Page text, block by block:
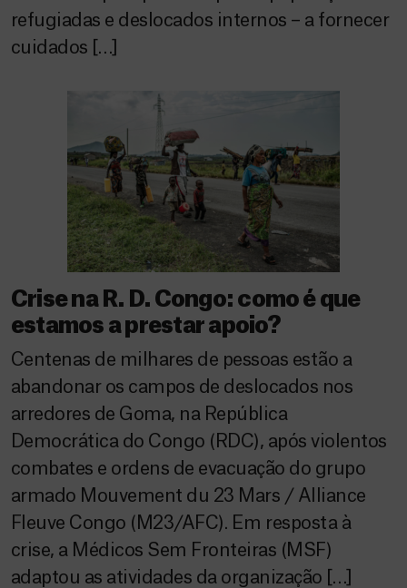
refugiadas e deslocados internos – a fornecer
cuidados […]
Crise na R. D. Congo: como é que
estamos a prestar apoio?
Centenas de milhares de pessoas estão a
abandonar os campos de deslocados nos
arredores de Goma, na República
Democrática do Congo (RDC), após violentos
combates e ordens de evacuação do grupo
armado Mouvement du 23 Mars / Alliance
Fleuve Congo (M23/AFC). Em resposta à
crise, a Médicos Sem Fronteiras (MSF)
adaptou as atividades da organização […]